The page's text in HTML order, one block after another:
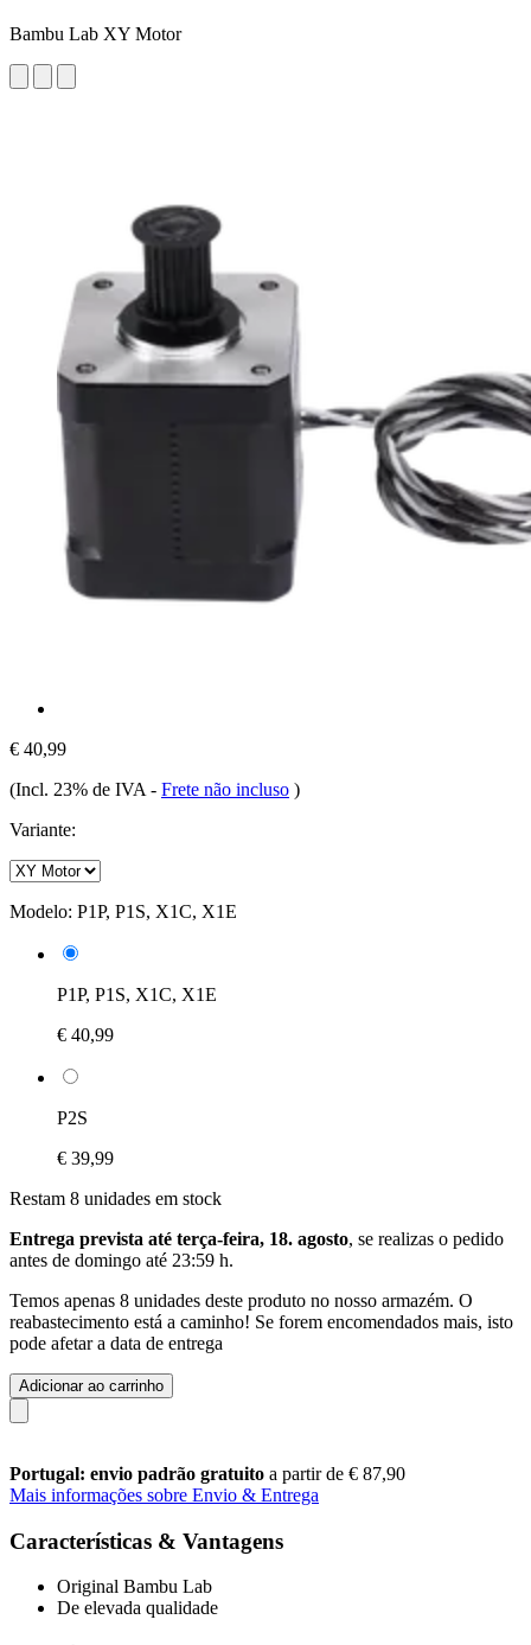
Bambu Lab XY Motor
€ 40,99
(Incl. 23% de IVA - Frete não incluso )
Variante:
Modelo: P1P, P1S, X1C, X1E
P1P, P1S, X1C, X1E
€ 40,99
P2S
€ 39,99
Restam 8 unidades em stock
Entrega prevista até terça-feira, 18. agosto, se realizas o pedido
antes de domingo até 23:59 h.
Temos apenas 8 unidades deste produto no nosso armazém. O
reabastecimento está a caminho! Se forem encomendados mais, isto
pode afetar a data de entrega
Adicionar ao carrinho
Portugal: envio padrão gratuito a partir de € 87,90
Mais informações sobre Envio & Entrega
Características & Vantagens
Original Bambu Lab
De elevada qualidade